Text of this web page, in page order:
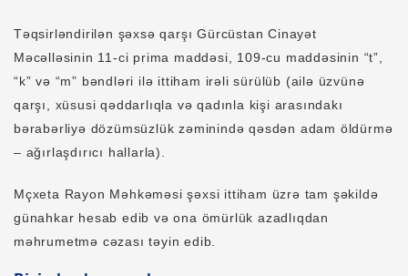
Təqsirləndirilən şəxsə qarşı Gürcüstan Cinayət
Məcəlləsinin 11-ci prima maddəsi, 109-cu maddəsinin “t”,
“k” və “m” bəndləri ilə ittiham irəli sürülüb (ailə üzvünə
qarşı, xüsusi qəddarlıqla və qadınla kişi arasındakı
bərabərliyə dözümsüzlük zəminində qəsdən adam öldürmə
– ağırlaşdırıcı hallarla).
Mçxeta Rayon Məhkəməsi şəxsi ittiham üzrə tam şəkildə
günahkar hesab edib və ona ömürlük azadlıqdan
məhrumetmə cəzası təyin edib.